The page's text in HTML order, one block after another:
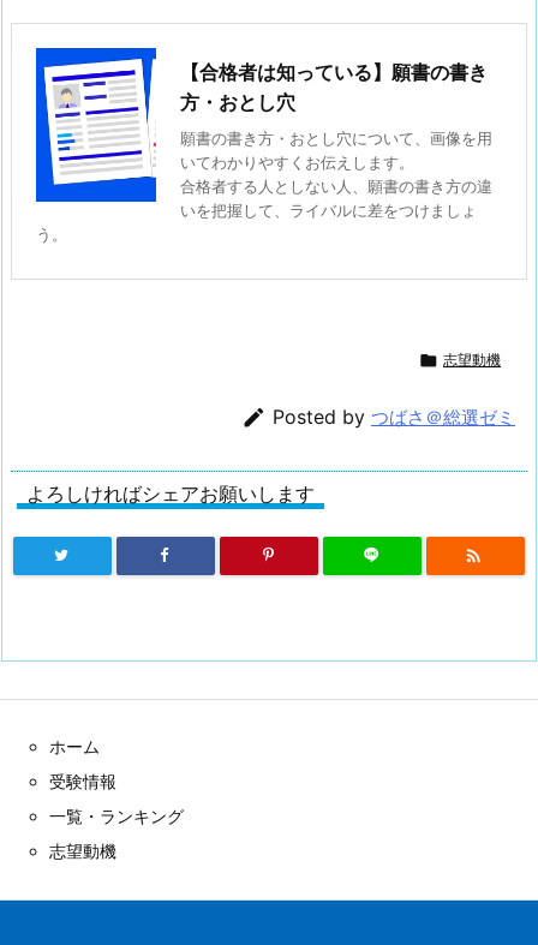
【合格者は知っている】願書の書き
方・おとし穴
願書の書き方・おとし穴について、画像を用
いてわかりやすくお伝えします。
合格者する人としない人、願書の書き方の違
いを把握して、ライバルに差をつけましょ
う。
 志望動機
 Posted by つばさ＠総選ゼミ
よろしければシェアお願いします

ホーム
受験情報
一覧・ランキング
志望動機